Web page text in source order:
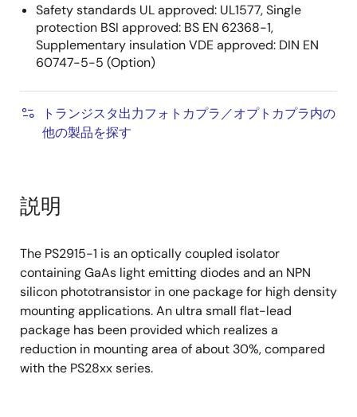
Safety standards UL approved: UL1577, Single
protection BSI approved: BS EN 62368-1,
Supplementary insulation VDE approved: DIN EN
60747-5-5 (Option)
トランジスタ出力フォトカプラ／オプトカプラ内の
他の製品を探す
説明
The PS2915-1 is an optically coupled isolator
containing GaAs light emitting diodes and an NPN
silicon phototransistor in one package for high density
mounting applications. An ultra small flat-lead
package has been provided which realizes a
reduction in mounting area of about 30%, compared
with the PS28xx series.